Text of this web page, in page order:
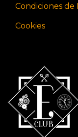
Condiciones de
Cookies